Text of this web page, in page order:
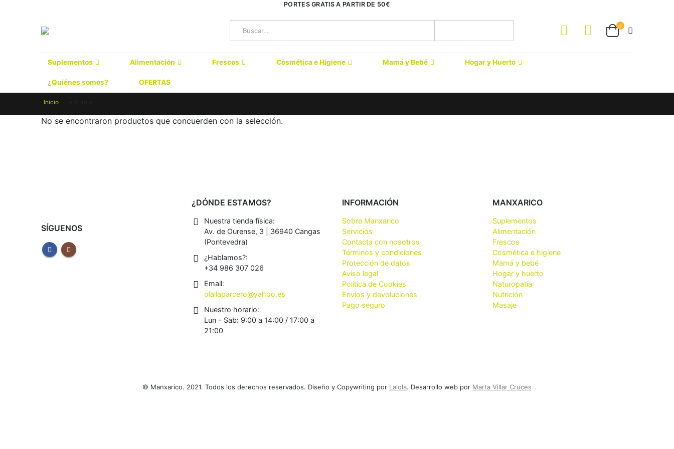
PORTES GRATIS A PARTIR DE 50€
Suplementos Alimentación Frescos Cosmética e Higiene Mamá y Bebé Hogar y Huerto
¿Quiénes somos? OFERTAS
Inicio
No se encontraron productos que concuerden con la selección.
SÍGUENOS
¿DÓNDE ESTAMOS?
Nuestra tienda física:
Av. de Ourense, 3 | 36940 Cangas
(Pontevedra)
¿Hablamos?:
+34 986 307 026
Email:
olallaparcero@yahoo.es
Nuestro horario:
Lun - Sab: 9:00 a 14:00 / 17:00 a
21:00
INFORMACIÓN
Sobre Manxarico
Servicios
Contacta con nosotros
Términos y condiciones
Protección de datos
Aviso legal
Política de Cookies
Envíos y devoluciones
Pago seguro
MANXARICO
Suplementos
Alimentación
Frescos
Cosmética e higiene
Mamá y bebé
Hogar y huerto
Naturopatía
Nutrición
Masaje
© Manxarico. 2021. Todos los derechos reservados. Diseño y Copywriting por Lalola. Desarrollo web por Marta Villar Cruces